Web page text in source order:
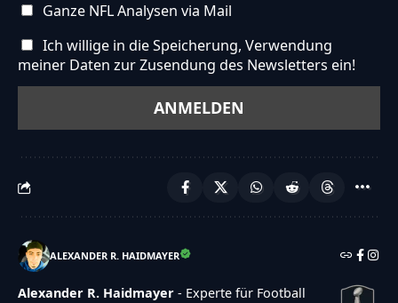
Ganze NFL Analysen via Mail
Ich willige in die Speicherung, Verwendung
meiner Daten zur Zusendung des Newsletters ein!
ALEXANDER R. HAIDMAYER
Alexander R. Haidmayer - Experte für Football